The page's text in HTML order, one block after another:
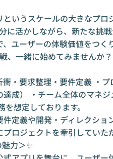
いうスケールの大きなプ
に活かしながら、新たな挑戦
ユーザーの体験価値をつく
、一緒に始めてみませんか？
衝・要求整理・要件定義 ・
成） ・チーム全体のマネ
想定しております。
定義や開発・ディレクショ
ロジェクトを牽引していた
力＞✨